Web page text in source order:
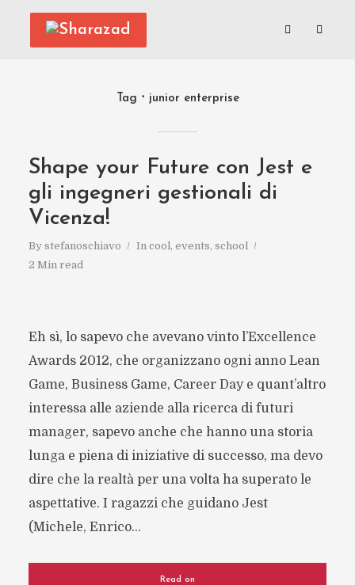
Tag junior enterprise
Shape your Future con Jest e
gli ingegneri gestionali di
Vicenza!
By stefanoschiavo In cool, events, school
2 Min read
Eh sì, lo sapevo che avevano vinto l’Excellence
Awards 2012, che organizzano ogni anno Lean
Game, Business Game, Career Day e quant’altro
interessa alle aziende alla ricerca di futuri
manager, sapevo anche che hanno una storia
lunga e piena di iniziative di successo, ma devo
dire che la realtà per una volta ha superato le
aspettative. I ragazzi che guidano Jest
(Michele, Enrico...
Read on